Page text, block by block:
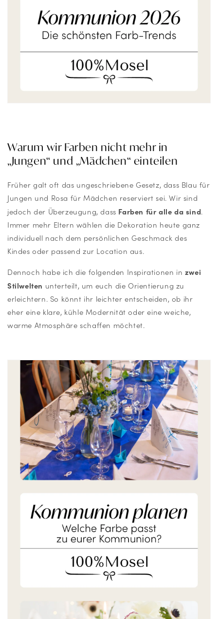
Warum wir Farben nicht mehr in
„Jungen“ und „Mädchen“ einteilen
Früher galt oft das ungeschriebene Gesetz, dass Blau für
Jungen und Rosa für Mädchen reserviert sei. Wir sind
jedoch der Überzeugung, dass Farben für alle da sind.
Immer mehr Eltern wählen die Dekoration heute ganz
individuell nach dem persönlichen Geschmack des
Kindes oder passend zur Location aus.
Dennoch habe ich die folgenden Inspirationen in zwei
Stilwelten unterteilt, um euch die Orientierung zu
erleichtern. So könnt ihr leichter entscheiden, ob ihr
eher eine klare, kühle Modernität oder eine weiche,
warme Atmosphäre schaffen möchtet.